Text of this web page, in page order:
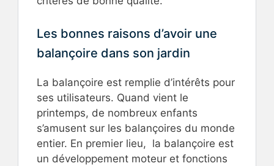
Les bonnes raisons d’avoir une
balançoire dans son jardin
La balançoire est remplie d’intérêts pour
ses utilisateurs. Quand vient le
printemps, de nombreux enfants
s’amusent sur les balançoires du monde
entier. En premier lieu, la balançoire est
un développement moteur et fonctions